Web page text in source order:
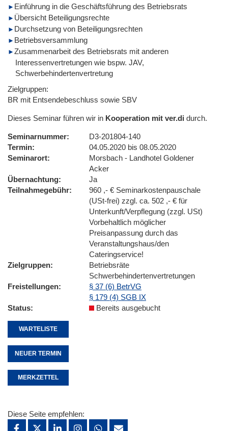
Einführung in die Geschäftsführung des Betriebsrats
Übersicht Beteiligungsrechte
Durchsetzung von Beteiligungsrechten
Betriebsversammlung
Zusammenarbeit des Betriebsrats mit anderen
Interessenvertretungen wie bspw. JAV,
Schwerbehindertenvertretung
Zielgruppen:
BR mit Entsendebeschluss sowie SBV
Dieses Seminar führen wir in Kooperation mit ver.di durch.
Seminarnummer
D3-201804-140
Termin
04.05.2020 bis 08.05.2020
Seminarort
Morsbach - Landhotel Goldener
Acker
Übernachtung
Ja
Teilnahmegebühr
960 ,- € Seminarkostenpauschale
(USt-frei) zzgl. ca. 502 ,- € für
Unterkunft/Verpflegung (zzgl. USt)
Vorbehaltlich möglicher
Preisanpassung durch das
Veranstaltungshaus/den
Cateringservice!
Zielgruppen
Betriebsräte
Schwerbehindertenvertretungen
Freistellungen
§ 37 (6) BetrVG
§ 179 (4) SGB IX
Status
Bereits ausgebucht
WARTELISTE
NEUER TERMIN
MERKZETTEL
Diese Seite empfehlen: